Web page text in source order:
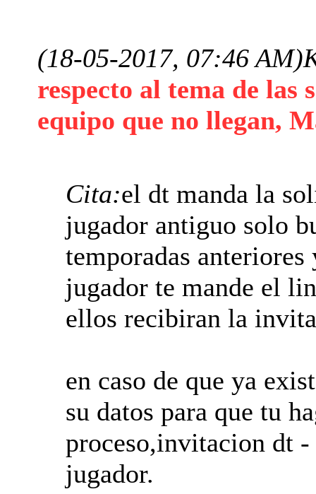
(18-05-2017, 07:46 AM)
respecto al tema de las
equipo que no llegan,
Cita:el dt manda la
jugador antiguo solo
temporadas
jugador te mande el
ellos recibiran la
en caso de que ya
su datos para que tu
proceso,invitacion dt
jugador.